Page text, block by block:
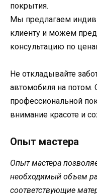
покрытия.
Мы предлагаем
клиенту и можем
консультацию по
Не откладывайте
автомобиля на потом.
профессиональной
внимание красоте и
Опыт мастера
Опыт мастера
необходимый объем
соответствующие